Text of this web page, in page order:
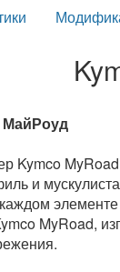
МайРоуд
Kymco
и
MyRoad,